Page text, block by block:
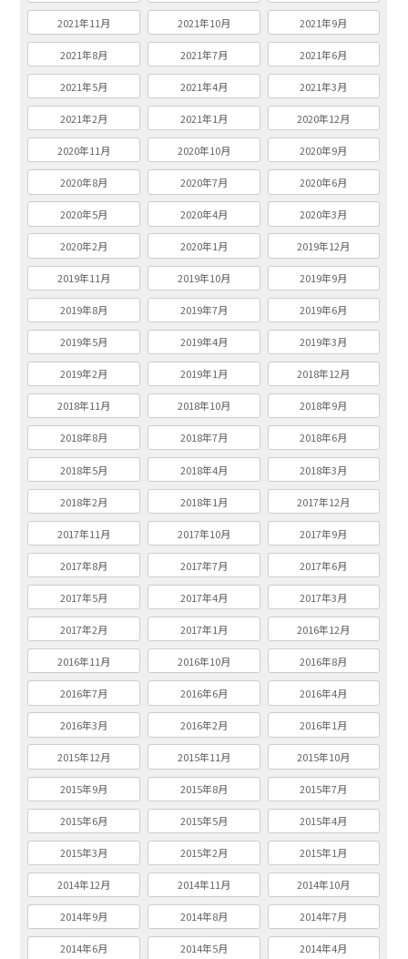
2021年11月 2021年10月 2021年9月
2021年8月 2021年7月 2021年6月
2021年5月 2021年4月 2021年3月
2021年2月 2021年1月 2020年12月
2020年11月 2020年10月 2020年9月
2020年8月 2020年7月 2020年6月
2020年5月 2020年4月 2020年3月
2020年2月 2020年1月 2019年12月
2019年11月 2019年10月 2019年9月
2019年8月 2019年7月 2019年6月
2019年5月 2019年4月 2019年3月
2019年2月 2019年1月 2018年12月
2018年11月 2018年10月 2018年9月
2018年8月 2018年7月 2018年6月
2018年5月 2018年4月 2018年3月
2018年2月 2018年1月 2017年12月
2017年11月 2017年10月 2017年9月
2017年8月 2017年7月 2017年6月
2017年5月 2017年4月 2017年3月
2017年2月 2017年1月 2016年12月
2016年11月 2016年10月 2016年8月
2016年7月 2016年6月 2016年4月
2016年3月 2016年2月 2016年1月
2015年12月 2015年11月 2015年10月
2015年9月 2015年8月 2015年7月
2015年6月 2015年5月 2015年4月
2015年3月 2015年2月 2015年1月
2014年12月 2014年11月 2014年10月
2014年9月 2014年8月 2014年7月
2014年6月 2014年5月 2014年4月